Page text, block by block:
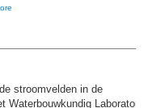
stroomvelden in de
Waterbouwkundig